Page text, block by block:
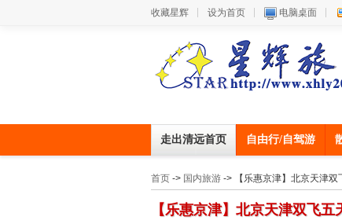
收藏星辉 设为首页 电脑桌面
走出清远首页 自由行/自驾游
首页 -> 国内旅游 -> 【乐惠京津】北京天津
【乐惠京津】北京天津双飞